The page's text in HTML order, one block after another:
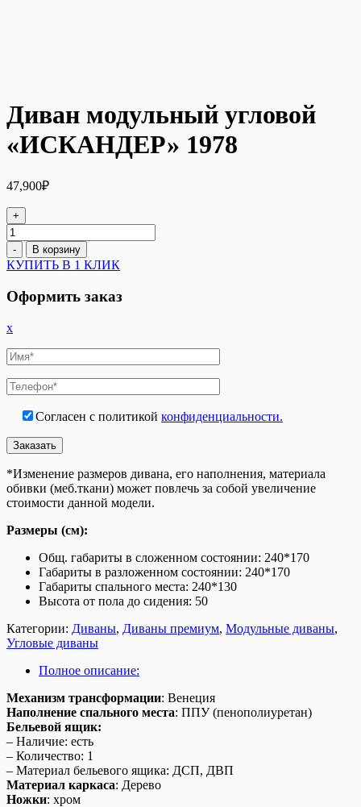
Диван модульный угловой
«ИСКАНДЕР» 1978
47,900₽
+
Количество
товара
Диван
модульный
угловой
«ИСКАНДЕР»
- В корзину
КУПИТЬ В 1 КЛИК
Оформить заказ
x
Согласен с политикой конфиденциальности.
*Изменение размеров дивана, его наполнения, материала
обивки (меб.ткани) может повлечь за собой увеличение
стоимости данной модели.
Размеры (см):
Общ. габариты в сложенном состоянии: 240*170
Габариты в разложенном состоянии: 240*170
Габариты спального места: 240*130
Высота от пола до сидения: 50
Категории: Диваны, Диваны премиум, Модульные диваны,
Угловые диваны
Полное описание:
Механизм трансформации: Венеция
Наполнение спального места: ППУ (пенополиуретан)
Бельевой ящик:
– Наличие: есть
– Количество: 1
– Материал бельевого ящика: ДСП, ДВП
Материал каркаса: Дерево
Ножки: хром